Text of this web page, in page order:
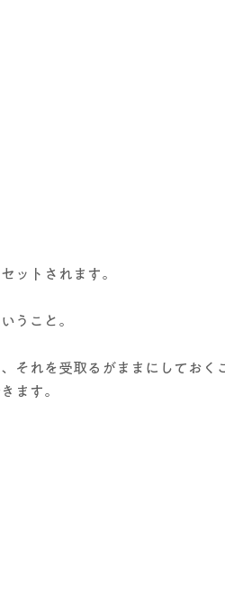
ットされます。
うこと。
それを受取るがままにしておく
ます。